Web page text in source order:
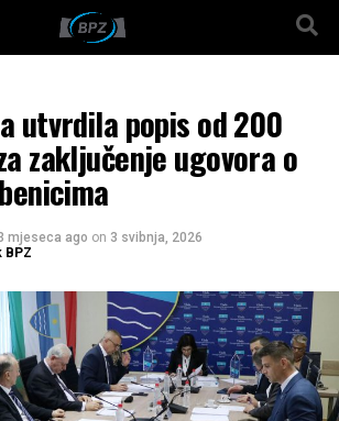
utvrdila popis od 200
zaključenje ugovora o
mjeseca ago on 3 svibnja, 2026
BPZ